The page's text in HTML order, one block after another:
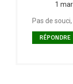
1
Pas de
RÉPONDRE